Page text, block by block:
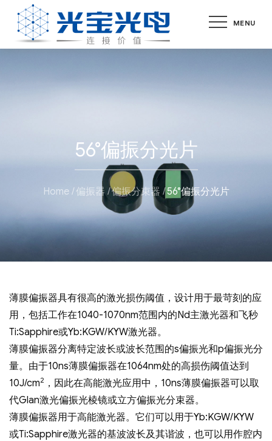
content
MENU
56°偏振分光片
Home 偏振器 偏振分束器 56°偏振分光片
薄膜偏振器具有很高的激光损伤阈值，设计用于最苛刻的应
用，包括工作在1040-1070nm范围内的Nd主激光器和飞秒
Ti:Sapphire或Yb:KGW/KYW激光器。
薄膜偏振器分离特定波长或波长范围的s偏振光和p偏振光分
量。由于10ns薄膜偏振器在1064nm处的高损伤阈值达到
10J/cm2 ，因此在高能激光应用中，10ns薄膜偏振器可以取
代Glan激光偏振光棱镜或立方偏振光分束器。
薄膜偏振器用于高能激光器。它们可以用于Yb:KGW/KYW
或Ti:Sapphire激光器的基波波长及其谐波，也可以用作腔内